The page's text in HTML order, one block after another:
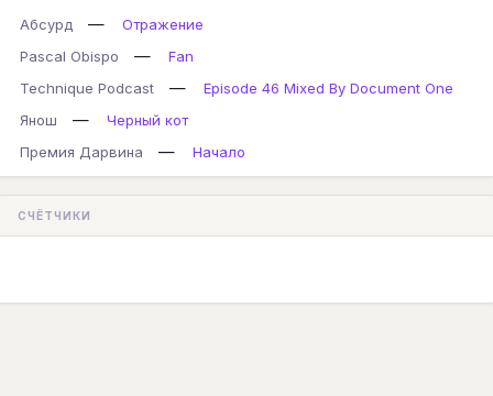
Абсурд —
Отражение
Pascal Obispo
—
Fan
Technique Podcast
—
Episode 46 Mixed By Document One
Янош
—
Черный кот
Премия Дарвина
— Начало
СЧЁТЧИКИ